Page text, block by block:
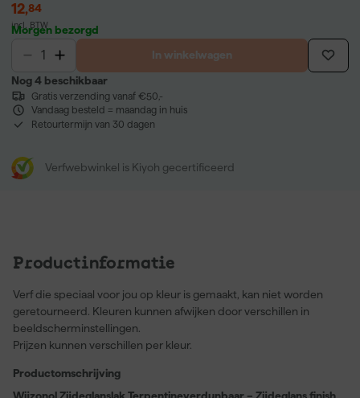
12,84
incl. BTW
Morgen bezorgd
In winkelwagen
Nog 4 beschikbaar
Gratis verzending vanaf €50,-
Vandaag besteld = maandag in huis
Retourtermijn van 30 dagen
Verfwebwinkel is Kiyoh gecertificeerd
Productinformatie
Verf die speciaal voor jou op kleur is gemaakt, kan niet worden
geretourneerd. Kleuren kunnen afwijken door verschillen in
beeldscherminstellingen.
Prijzen kunnen verschillen per kleur.
Productomschrijving
Wijzonol Zijdeglanslak Terpentineverdunbaar – Zijdeglans finish